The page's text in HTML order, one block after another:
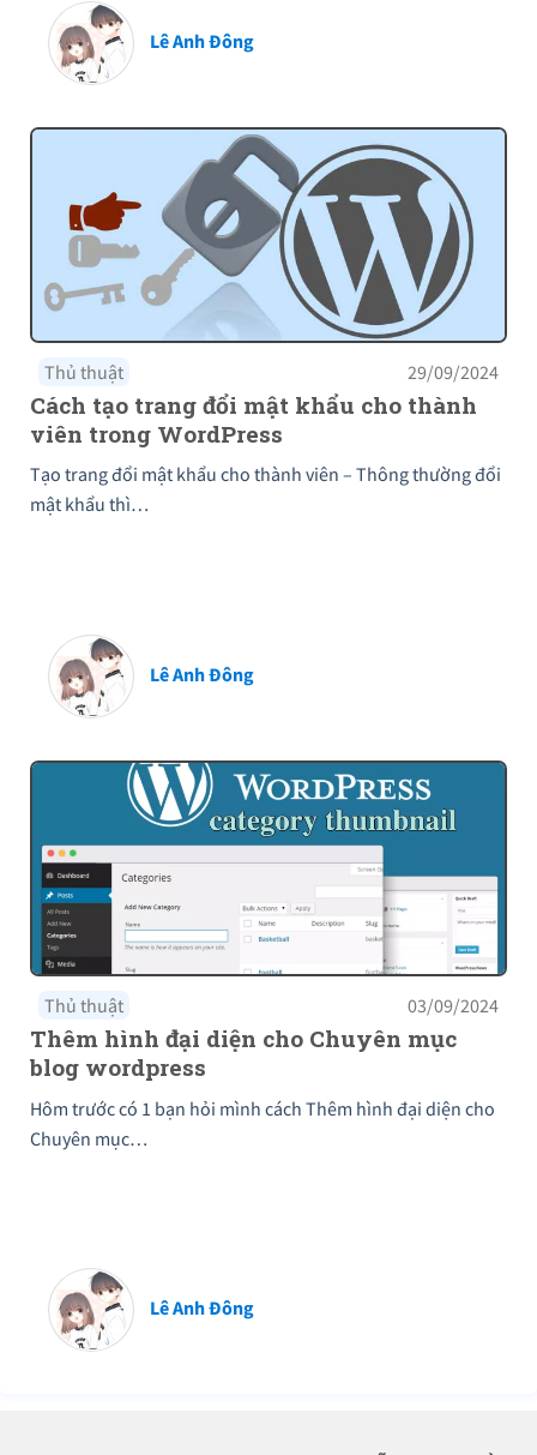
Lê Anh Đông
Thủ thuật 29/09/2024
Cách tạo trang đổi mật khẩu cho thành
viên trong WordPress
Tạo trang đổi mật khẩu cho thành viên – Thông thường đổi
mật khẩu thì…
Lê Anh Đông
Thủ thuật 03/09/2024
Thêm hình đại diện cho Chuyên mục
blog wordpress
Hôm trước có 1 bạn hỏi mình cách Thêm hình đại diện cho
Chuyên mục…
Lê Anh Đông